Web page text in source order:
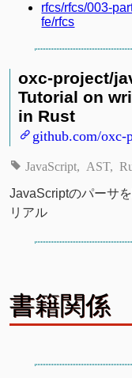
rfcs/rfcs/003-
fe/rfcs
oxc-project/
Tutorial on
in Rust
github.com/oxc-
JavaScript AST
JavaScriptのパーサ
リアル
書籍関係